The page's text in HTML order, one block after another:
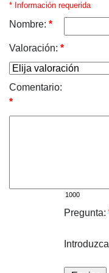
* Información requerida
Nombre: *
Valoración: *
Comentario:
*
Pregunta: